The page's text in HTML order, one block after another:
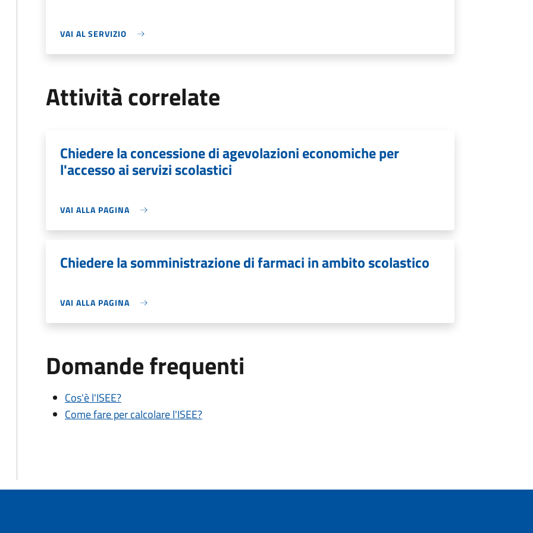
VAI AL SERVIZIO
Attività correlate
Chiedere la concessione di agevolazioni economiche per
l'accesso ai servizi scolastici
VAI ALLA PAGINA
Chiedere la somministrazione di farmaci in ambito scolastico
VAI ALLA PAGINA
Domande frequenti
Cos'è l'ISEE?
Come fare per calcolare l'ISEE?